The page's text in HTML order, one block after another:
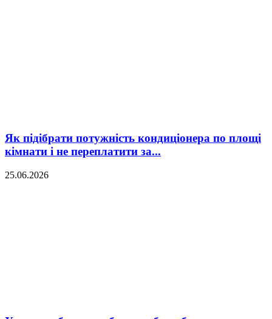
Як підібрати потужність кондиціонера по площі
кімнати і не переплатити за...
25.06.2026